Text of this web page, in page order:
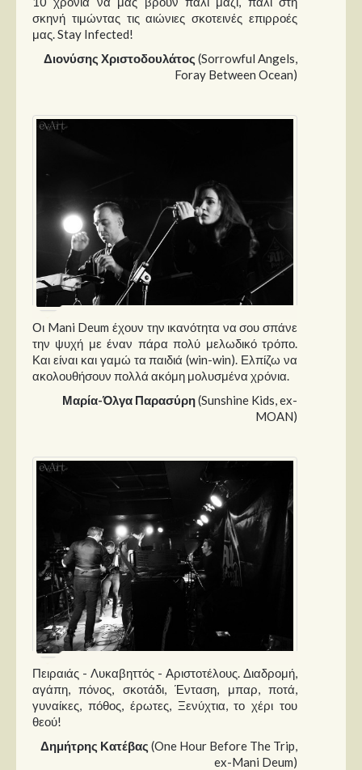
σκηνή τιμώντας τις αιώνιες σκοτεινές επιρροές
μας. Stay Infected!
Διονύσης Χριστοδουλάτος (Sorrowful Angels,
Foray Between Ocean)
Οι Mani Deum έχουν την ικανότητα να σου σπάνε
την ψυχή με έναν πάρα πολύ μελωδικό τρόπο.
Και είναι και γαμώ τα παιδιά (win-win). Ελπίζω να
ακολουθήσουν πολλά ακόμη μολυσμένα χρόνια.
Μαρία-Όλγα Παρασύρη(Sunshine Kids, ex-
MOAN)
Πειραιάς - Λυκαβηττός - Αριστοτέλους. Διαδρομή,
αγάπη, πόνος, σκοτάδι, Ένταση, μπαρ, ποτά,
γυναίκες, πόθος, έρωτες, Ξενύχτια, το χέρι του
θεού!
Δημήτρης Κατέβας (One Hour Before The Trip,
ex-Mani Deum)